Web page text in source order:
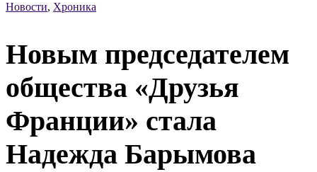
Новости, Хроника
Новым председателем
общества «Друзья
Франции» стала
Надежда Барымова